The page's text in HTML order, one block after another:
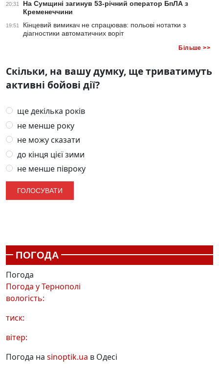
20:31
На Сумщині загинув 53-річний оператор БпЛА з
Кременеччини
19:51
Кінцевий вимикач не спрацював: польові нотатки з
діагностики автоматичних воріт
Більше >>
Скільки, на вашу думку, ще триватимуть
активні бойові дії?
ще декілька років
не менше року
не можу сказати
до кінця цієї зими
не менше півроку
ПОГОДА
Погода
Погода уТернополі
вологість:
тиск:
вітер:
Погода на sinoptik.ua в Одесі